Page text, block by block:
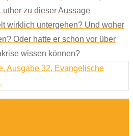
zu dieser Aussage
wirklich untergehen? Und woher
Oder hatte er schon vor über
wissen können?